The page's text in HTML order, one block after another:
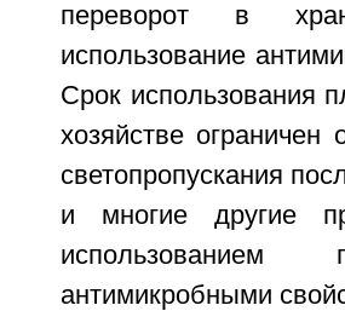
переворот в
использование
Срок использования
хозяйстве
светопропускания
и многие другие
антимикробными